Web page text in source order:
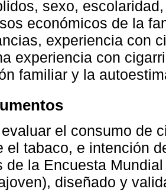
sexo,
económicos de la
experiencia con
experiencia con
familiar y la
el consumo de
el tabaco, e intención
de la Encuesta
diseñado y